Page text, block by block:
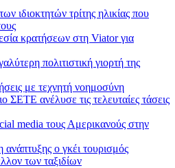
ιδιοκτητών τρίτης ηλικίας που
κρατήσεων στη Viator για
πολιτιστική γιορτή της
με τεχνητή νοημοσύνη
ΣΕΤΕ ανέλυσε τις τελευταίες τάσεις
media τους Αμερικανούς στην
ο γκέι τουρισμός
των ταξιδίων